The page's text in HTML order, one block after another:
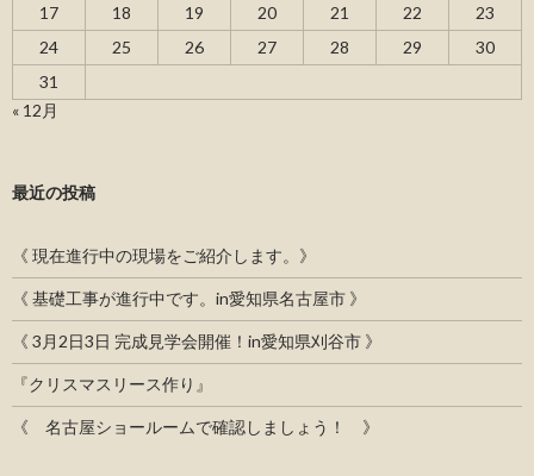
17
18 19 20 21 22
23
24
25 26 27 28 29
30
31
« 12月
最近の投稿
《 現在進行中の現場をご紹介します。》
《 基礎工事が進行中です。in愛知県名古屋市 》
《 3月2日3日 完成見学会開催！in愛知県刈谷市 》
『クリスマスリース作り』
《 名古屋ショールームで確認しましょう！ 》